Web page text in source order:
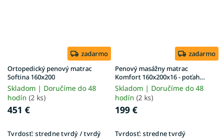
zadarmo
Ortopedický penový matrac
Softina 160x200
Skladom | Doručíme do 48
hodín (2 ks)
451 €
Tvrdosť: stredne tvrdý / tvrdý
zadarmo
Penový masážny matrac
Komfort 160x200x16 - poťah
Matrix
Skladom | Doručíme do 48
hodín (2 ks)
199 €
Tvrdosť: stredne tvrdý